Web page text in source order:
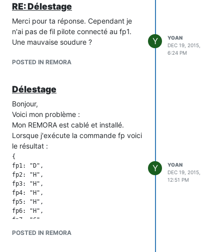
semblent correctes.
RE: Délestage
Merci pour ta réponse. Cependant je
n'ai pas de fil pilote connecté au fp1.
Une mauvaise soudure ?
POSTED IN REMORA
Y
YOAN
DEC 19, 2015,
6:24 PM
Délestage
Bonjour,
Voici mon problème :
Mon REMORA est cablé et installé.
Lorsque j'exécute la commande fp voici
le résultat :
{
fp1: "D",
fp2: "H",
fp3: "H",
fp4: "H",
fp5: "H",
fp6: "H",
fp7: "C"
POSTED IN REMORA
Y
YOAN
DEC 19, 2015,
12:51 PM